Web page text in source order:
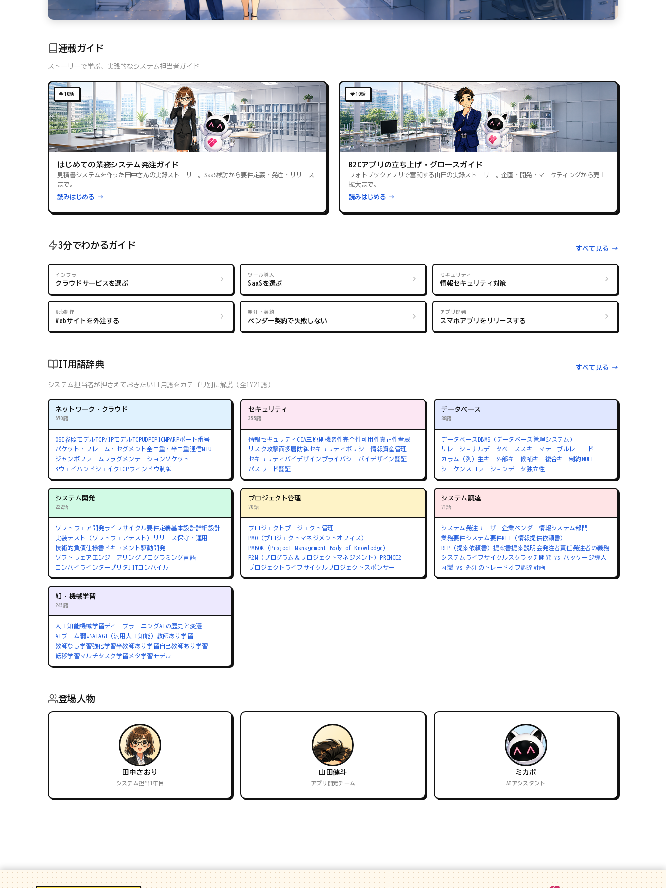
連載ガイド
ストーリーで学ぶ、実践的なシステム担当者ガイド
全10話
はじめての業務システム発注ガイド
見積書システムを作った田中さんの実録ストーリー。SaaS検討から要件定義・発注・リリース
まで。
読みはじめる →
全10話
B2Cアプリの立ち上げ・グロースガイド
フォトブックアプリで奮闘する山田の実録ストーリー。企画・開発・マーケティングから売上
拡大まで。
読みはじめる →
3分でわかるガイド すべて見る →
インフラ
クラウドサービスを選ぶ
ツール導入
SaaSを選ぶ
セキュリティ
情報セキュリティ対策
Web制作
Webサイトを外注する
発注・契約
ベンダー契約で失敗しない
アプリ開発
スマホアプリをリリースする
IT用語辞典 すべて見る →
システム担当者が押さえておきたいIT用語をカテゴリ別に解説（全1721語）
ネットワーク・クラウド
670語
OSI参照モデルTCP/IPモデルTCPUDPIPICMPARPポート番号
パケット・フレーム・セグメント全二重・半二重通信MTU
ジャンボフレーム フラグメンテーションソケット
3ウェイハンドシェイクTCPウィンドウ制御
セキュリティ
355語
情報セキュリティ CIA三原則機密性完全性可用性真正性脅威
リスク攻撃面多層防御セキュリティポリシー情報資産管理
セキュリティバイデザイン プライバシーバイデザイン認証
パスワード認証
データベース
88語
データベースDBMS（データベース管理システム）
リレーショナルデータベース スキーマ テーブルレコード
カラム（列）主キー外部キー候補キー複合キー制約NULL
シーケンス コレーションデータ独立性
システム開発
222語
ソフトウェア開発ライフサイクル要件定義基本設計詳細設計
実装テスト（ソフトウェアテスト） リリース保守・運用
技術的負債仕様書 ドキュメント駆動開発
ソフトウェアエンジニアリングプログラミング言語
コンパイラインタープリタ JITコンパイル
プロジェクト管理
70語
プロジェクト プロジェクト管理
PMO（プロジェクトマネジメントオフィス）
PMBOK（Project Management Body of Knowledge）
P2M（プログラム＆プロジェクトマネジメント）PRINCE2
プロジェクトライフサイクルプロジェクトスポンサー
システム調達
71語
システム発注ユーザー企業ベンダー情報システム部門
業務要件システム要件RFI（情報提供依頼書）
RFP（提案依頼書）提案書提案説明会発注者責任発注者の義務
システムライフサイクル スクラッチ開発 vs パッケージ導入
内製 vs 外注のトレードオフ調達計画
AI・機械学習
245語
人工知能機械学習ディープラーニングAIの歴史と変遷
AIブーム 弱いAIAGI（汎用人工知能）教師あり学習
教師なし学習強化学習半教師あり学習自己教師あり学習
転移学習マルチタスク学習メタ学習モデル
登場人物
田中さおり
システム担当1年目
山田健斗
アプリ開発チーム
ミカポ
AIアシスタント